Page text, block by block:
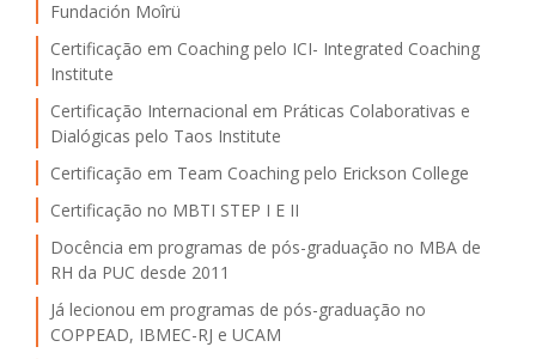
Fundación Moîrü
Certificação em Coaching pelo ICI- Integrated Coaching
Institute
Certificação Internacional em Práticas Colaborativas e
Dialógicas pelo Taos Institute
Certificação em Team Coaching pelo Erickson College
Certificação no MBTI STEP I E II
Docência em programas de pós-graduação no MBA de
RH da PUC desde 2011
Já lecionou em programas de pós-graduação no
COPPEAD, IBMEC-RJ e UCAM